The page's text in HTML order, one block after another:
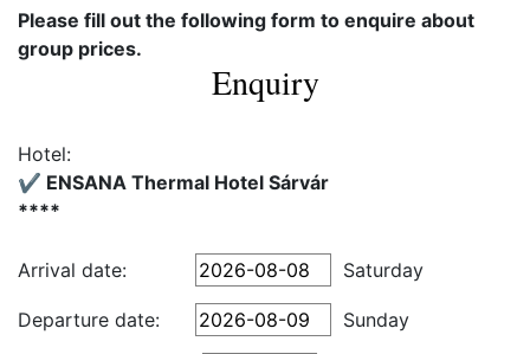
Please fill out the following form to enquire about
group prices.
Enquiry
Hotel:
✔️ ENSANA Thermal Hotel Sárvár
****
Arrival date: Saturday
Departure date:
Sunday